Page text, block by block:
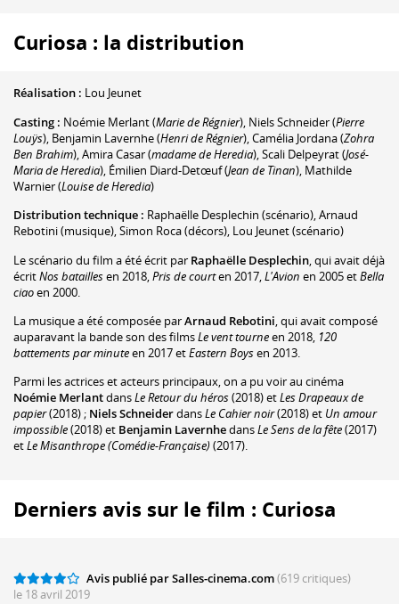
Curiosa : la distribution
Réalisation : Lou Jeunet
Casting : Noémie Merlant(Marie de Régnier), Niels Schneider(Pierre
Louÿs), Benjamin Lavernhe(Henri de Régnier),Camélia Jordana(Zohra
Ben Brahim),Amira Casar(madame de Heredia),Scali Delpeyrat(José-
Maria de Heredia), Émilien Diard-Detœuf(Jean de Tinan), Mathilde
Warnier(Louise de Heredia)
Distribution technique : Raphaëlle Desplechin (scénario),Arnaud
Rebotini(musique),Simon Roca(décors), Lou Jeunet(scénario)
Le scénario du film a été écrit par Raphaëlle Desplechin , qui avait déjà
écritNos bataillesen 2018, Pris de courten 2017, L'Avion en 2005 etBella
ciaoen 2000.
La musique a été composée parArnaud Rebotini, qui avait composé
auparavant la bande son des filmsLe vent tourneen 2018, 120
battements par minuteen 2017 etEastern Boysen 2013.
Parmi les actrices et acteurs principaux, on a pu voir au cinéma
Noémie MerlantdansLe Retour du héros(2018) etLes Drapeaux de
papier(2018) ; Niels SchneiderdansLe Cahier noir(2018) et Un amour
impossible(2018) et Benjamin LavernhedansLe Sens de la fête(2017)
etLe Misanthrope (Comédie-Française)(2017).
Derniers avis sur le film : Curiosa
Avis publié par Salles-cinema.com(619 critiques)
le 18 avril 2019